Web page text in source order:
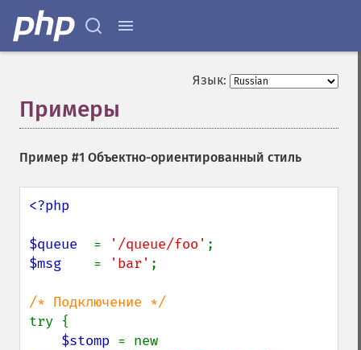
Язык:
Примеры
Пример #1 Объектно-ориентированный стиль
<?php
$queue = '/queue/foo'
$msg = 'bar' ;
try {
$stomp